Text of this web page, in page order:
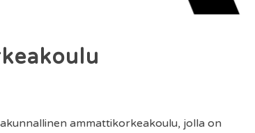
ammattikorkeakoulu, jolla on